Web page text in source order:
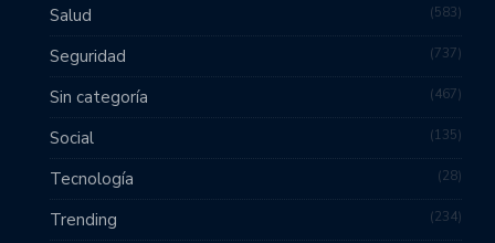
Salud 583
Seguridad 737
Sin categoría 467
Social 135
Tecnología 28
Trending 234